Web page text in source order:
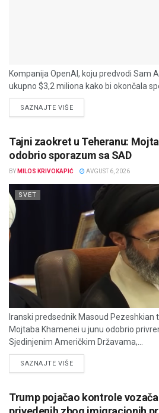
Kompanija OpenAI, koju predvodi Sam
ukupno $3,2 miliona kako bi okončala
SAZNAJTE VIŠEDETAILS
Tajni zaokret u Teheranu:
odobrio sporazum sa SAD
BY MILOS KRIVOKAPIĆ AVGUST 6, 2026
SVET
Iranski predsednik Masoud Pezeshkian
Mojtaba Khamenei u junu odobrio
Sjedinjenim Američkim Državama,...
SAZNAJTE VIŠEDETAILS
Trump pojačao kontrole